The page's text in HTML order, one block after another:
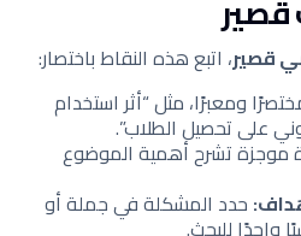
قصير، اتبع هذه النقاط باختصار:
ومعبرًا، مثل “أثر استخدام
على تحصيل الطلاب”.
تشرح أهمية الموضوع
حدد المشكلة في جملة أو
واحدًا للبحث.